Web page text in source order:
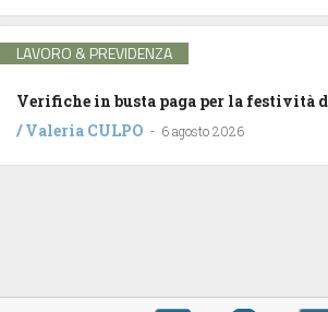
LAVORO & PREVIDENZA
Verifiche in busta paga per la festività
/Valeria CULPO - 6 agosto 2026